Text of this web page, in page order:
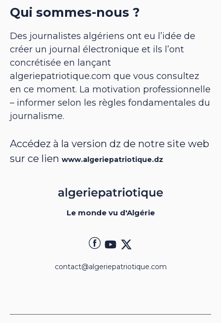
Qui sommes-nous ?
Des journalistes algériens ont eu l’idée de
créer un journal électronique et ils l’ont
concrétisée en lançant
algeriepatriotique.com que vous consultez
en ce moment. La motivation professionnelle
– informer selon les règles fondamentales du
journalisme.
Accédez à la version dz de notre site web
sur ce lien www.algeriepatriotique.dz
Le monde vu d'Algérie
contact@algeriepatriotique.com